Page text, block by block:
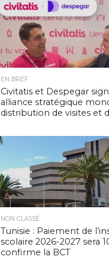
EN BREF
Civitatis et Despegar
alliance stratégique
distribution de visites et
NON CLASSÉ
Tunisie : Paiement de
scolaire 2026-2027 sera
confirme la BCT